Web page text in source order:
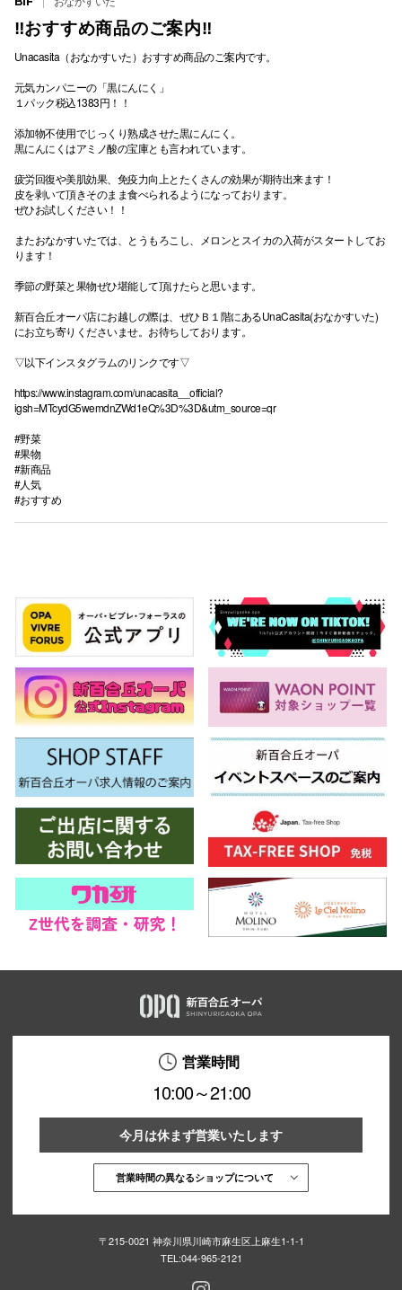
‼おすすめ商品のご案内‼
Unacasita（おなかすいた）おすすめ商品のご案内です。
元気カンパニーの「黒にんにく」
１パック税込1383円！！
添加物不使用でじっくり熟成させた黒にんにく。
黒にんにくはアミノ酸の宝庫とも言われています。
疲労回復や美肌効果、免疫力向上とたくさんの効果が期待出来ます！
皮を剥いて頂きそのまま食べられるようになっております。
ぜひお試しください！！
またおなかすいたでは、とうもろこし、メロンとスイカの入荷がスタートしてお
ります！
季節の野菜と果物ぜひ堪能して頂けたらと思います。
新百合丘オーパ店にお越しの際は、ぜひＢ１階にあるUnaCasita(おなかすいた)
にお立ち寄りくださいませ。お待ちしております。
▽以下インスタグラムのリンクです▽
https://www.instagram.com/unacasita__official?
igsh=MTcydG5wemdnZWd1eQ%3D%3D&utm_source=qr
#野菜
#果物
#新商品
#人気
#おすすめ
営業時間
10:00～21:00
今月は休まず営業いたします
営業時間の異なるショップについて
〒215-0021 神奈川県川崎市麻生区上麻生1-1-1
TEL:044-965-2121
キャナルシ